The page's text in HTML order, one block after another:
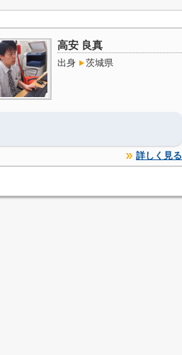
高安 良真
出身 茨城県
詳しく見る